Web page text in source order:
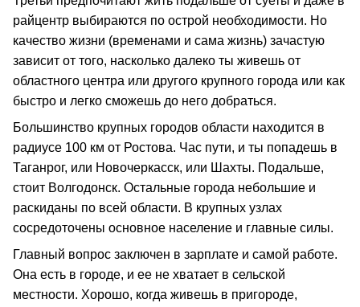
райцентр выбираются по острой необходимости. Но
качество жизни (временами и сама жизнь) зачастую
зависит от того, насколько далеко ты живешь от
областного центра или другого крупного города или как
быстро и легко сможешь до него добраться.
Большинство крупных городов области находится в
радиусе 100 км от Ростова. Час пути, и ты попадешь в
Таганрог, или Новочеркасск, или Шахты. Подальше,
стоит Волгодонск. Остальные города небольшие и
раскиданы по всей области. В крупных узлах
сосредоточены основное население и главные силы.
Главный вопрос заключен в зарплате и самой работе.
Она есть в городе, и ее не хватает в сельской
местности. Хорошо, когда живешь в пригороде,